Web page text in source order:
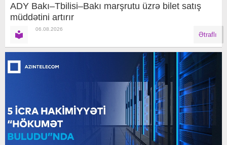
ADY Bakı–Tbilisi–Bakı marşrutu üzrə bilet satış
müddətini artırır
06.08.2026
Ətraflı